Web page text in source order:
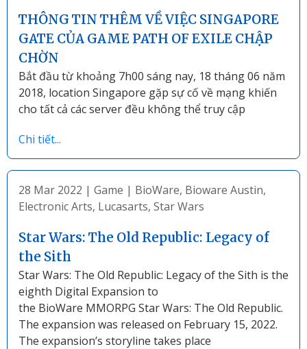
THÔNG TIN THÊM VỀ VIỆC SINGAPORE
GATE CỦA GAME PATH OF EXILE CHẬP
CHỜN
Bắt đầu từ khoảng 7h00 sáng nay, 18 tháng 06 năm
2018, location Singapore gặp sự cố về mạng khiến
cho tất cả các server đều không thể truy cập
Chi tiết...
28 Mar 2022 | Game | BioWare, Bioware Austin,
Electronic Arts, Lucasarts, Star Wars
Star Wars: The Old Republic: Legacy of
the Sith
Star Wars: The Old Republic: Legacy of the Sith is the
eighth Digital Expansion to
the BioWare MMORPG Star Wars: The Old Republic.
The expansion was released on February 15, 2022.
The expansion’s storyline takes place